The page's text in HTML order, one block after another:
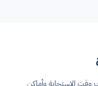
وقت الاستجابة وأماكن